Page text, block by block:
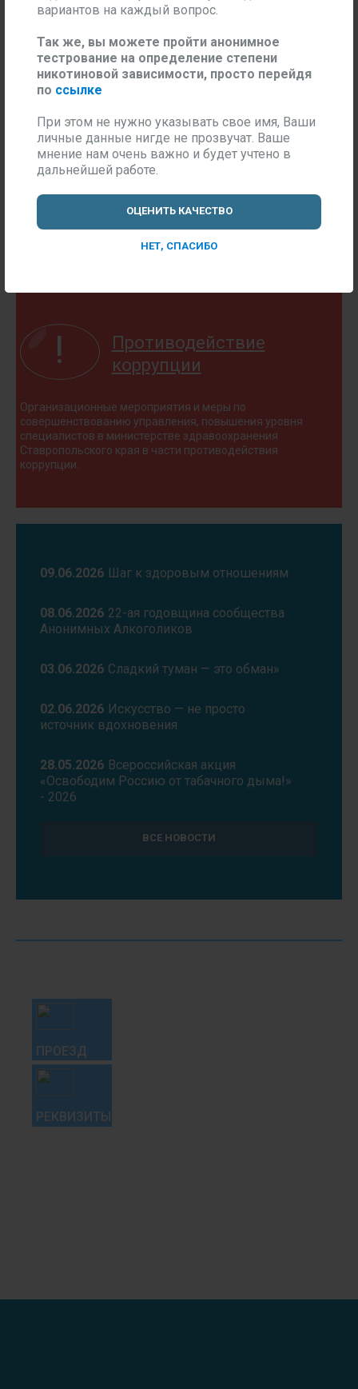
вариантов на каждый вопрос.
Так же, вы можете пройти анонимное
тестрование на определение степени
никотиновой зависимости, просто перейдя
по ссылке
При этом не нужно указывать свое имя, Ваши
личные данные нигде не прозвучат. Ваше
мнение нам очень важно и будет учтено в
дальнейшей работе.
ОЦЕНИТЬ КАЧЕСТВО
НЕТ, СПАСИБО
Посмотреть результаты
!
Противодействие
коррупции
Организационные мероприятия и меры по
совершенствованию управления, повышения уровня
специалистов в министерстве здравоохранения
Ставропольского края в части противодействия
коррупции.
09.06.2026 Шаг к здоровым отношениям
08.06.2026 22-ая годовщина сообщества
Анонимных Алкоголиков
03.06.2026 Сладкий туман — это обман»
02.06.2026 Искусство — не просто
источник вдохновения
28.05.2026 Всероссийская акция
«Освободим Россию от табачного дыма!»
- 2026
В рамках проекта «За
портал Минздрава России.
бригад наркологического диспансера на
май-июль 2026г
ВСЕ НОВОСТИ
ПРОЕЗД
РЕКВИЗИТЫ